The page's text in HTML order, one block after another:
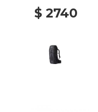
$ 2740